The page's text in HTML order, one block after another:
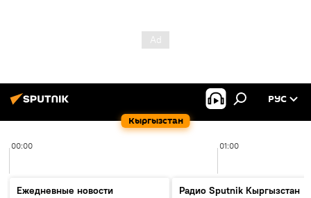
Кыргызстан
РУС
00:00 01:00
Ежедневные новости
Радио Sputnik Кыргызстан